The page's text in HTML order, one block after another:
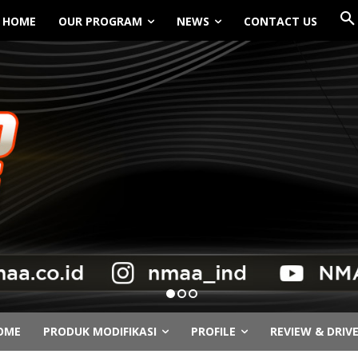
HOME OUR PROGRAM NEWS CONTACT US
PRODUK MODIFIKASI PROFILE REVIEW & DRIVE